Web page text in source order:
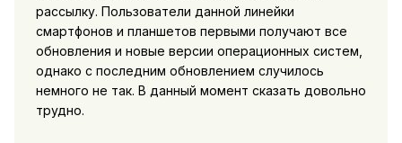
рассылку. Пользователи данной линейки
смартфонов и планшетов первыми получают все
обновления и новые версии операционных систем,
однако с последним обновлением случилось
немного не так. В данный момент сказать довольно
трудно.